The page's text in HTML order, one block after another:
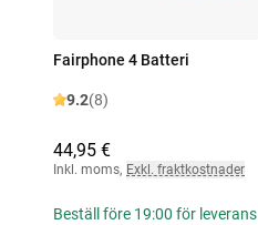
Fairphone 4 Batteri
9.2(8)
44,95 €
Inkl. moms, Exkl. fraktkostnader
Beställ före 19:00 för leverans